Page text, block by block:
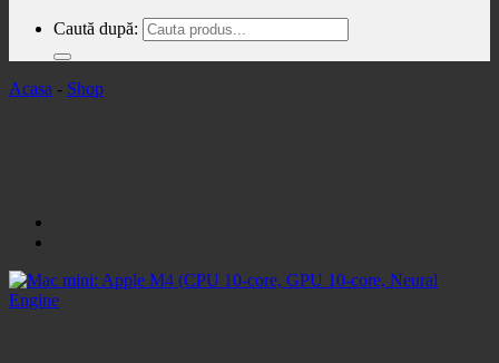
Caută după:
Acasa - Shop